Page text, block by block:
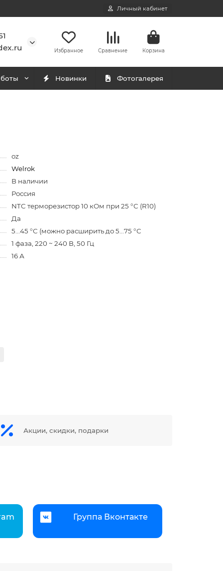
Личный кабинет
Избранное Сравнение Корзина
Новинки Фотогалерея
oz
Welrok
В наличии
Россия
NTC терморезистор 10 кОм при 25 °С (R10)
Да
5...45 °С (можно расширить до 5...75 °С
1 фаза, 220 ~ 240 В, 50 Гц
16 А
Акции, скидки, подарки
Группа Вконтакте